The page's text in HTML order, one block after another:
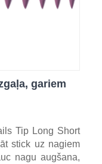
gariem
Tip Long Short
stick uz nagiem
nagu augšana,